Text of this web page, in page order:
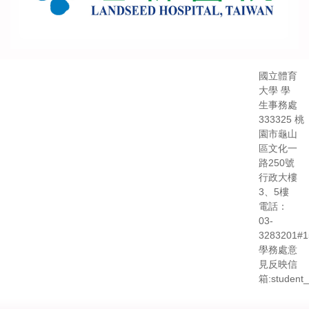
國立體育
大學 學
生事務處
333325 桃
園市龜山
區文化一
路250號
行政大樓
3、5樓
電話：
03-
學務處意
見反映信
箱